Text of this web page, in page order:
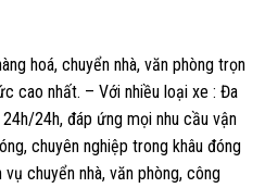
hoá, chuyển nhà, văn phòng trọn
cao nhất. – Với nhiều loại xe : Đa
24h, đáp ứng mọi nhu cầu vận
chuyên nghiệp trong khâu đóng
chuyển nhà, văn phòng, công